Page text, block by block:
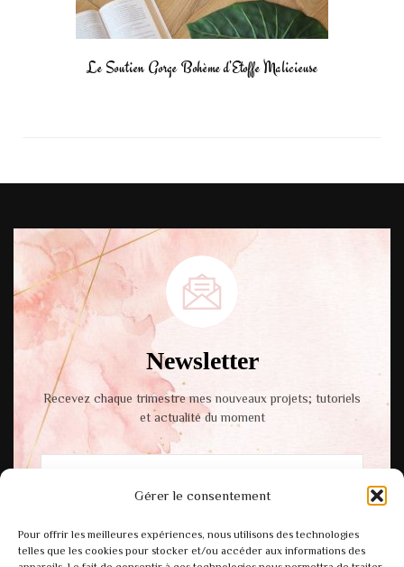
Gérer le consentement
Pour offrir les meilleures expériences, nous utilisons des technologies
telles que les cookies pour stocker et/ou accéder aux informations des
Le Soutien Gorge Bohème d’Etoffe Malicieuse
Newsletter
Recevez chaque trimestre mes nouveaux projets; tutoriels
et actualité du moment
politique de confidentialité.